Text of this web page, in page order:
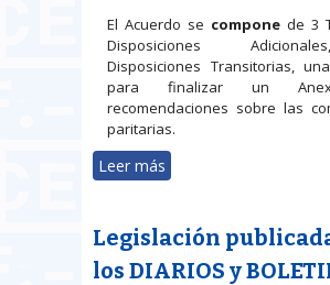
El Acuerdo se compone de 3
Disposiciones
Disposiciones Transitorias,
para finalizar un
recomendaciones sobre las
paritarias.
Leer más
Legislación
los DIARIOS y